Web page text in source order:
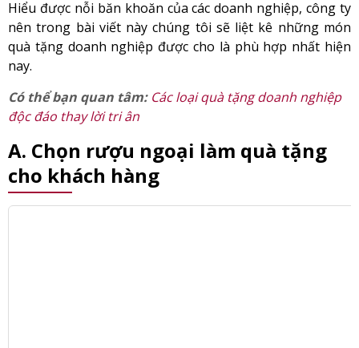
Hiểu được nỗi băn khoăn của các doanh nghiệp, công ty
nên trong bài viết này chúng tôi sẽ liệt kê những món
quà tặng doanh nghiệp được cho là phù hợp nhất hiện
nay.
Có thể bạn quan tâm: Các loại quà tặng doanh nghiệp
độc đáo thay lời tri ân
A. Chọn rượu ngoại làm quà tặng
cho khách hàng